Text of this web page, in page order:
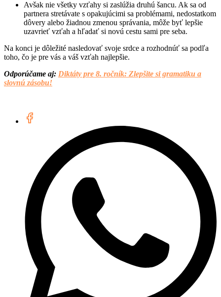
Avšak nie všetky vzťahy si zaslúžia druhú šancu. Ak sa od
partnera stretávate s opakujúcimi sa problémami, nedostatkom
dôvery alebo žiadnou zmenou správania, môže byť lepšie
uzavrieť vzťah a hľadať si novú cestu sami pre seba.
Na konci je dôležité nasledovať svoje srdce a rozhodnúť sa podľa
toho, čo je pre vás a váš vzťah najlepšie.
Odporúčame aj: Diktáty pre 8. ročník: Zlepšite si gramatiku a
slovnú zásobu!